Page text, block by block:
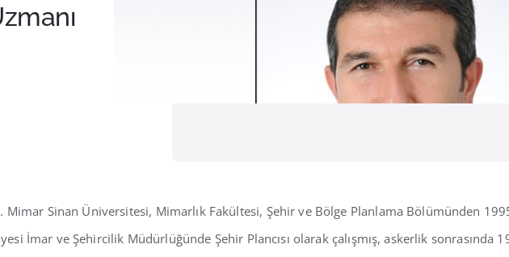
Sinan Üniversitesi, Mimarlık Fakültesi, Şehir ve Bölge Planlama Bölümünden
İmar ve Şehircilik Müdürlüğünde Şehir Plancısı olarak çalışmış, askerlik sonrasında